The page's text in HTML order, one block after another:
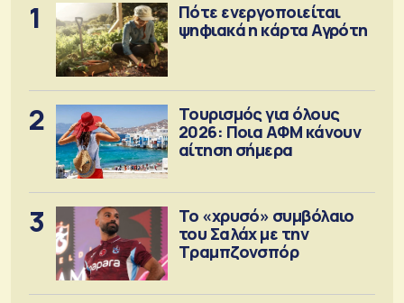
1
Πότε ενεργοποιείται
ψηφιακά η κάρτα Αγρότη
2
Τουρισμός για όλους
2026: Ποια ΑΦΜ κάνουν
αίτηση σήμερα
3
Το «χρυσό» συμβόλαιο
του Σαλάχ με την
Τραμπζονσπόρ